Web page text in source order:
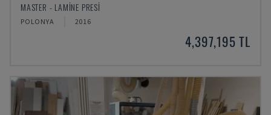
MASTER - LAMINE PRESI
POLONYA 2016
4,397,195 TL